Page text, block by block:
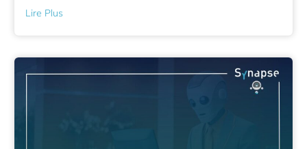
Lire Plus